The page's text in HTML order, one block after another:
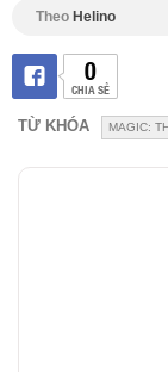
Theo Helino
0
CHIA SẺ
TỪ KHÓA MAGIC: